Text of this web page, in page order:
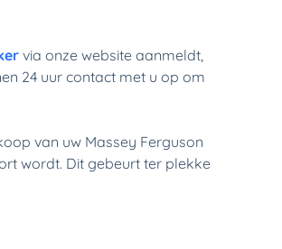
via onze website aanmeldt,
24 uur contact met u op om
van uw Massey Ferguson
wordt. Dit gebeurt ter plekke